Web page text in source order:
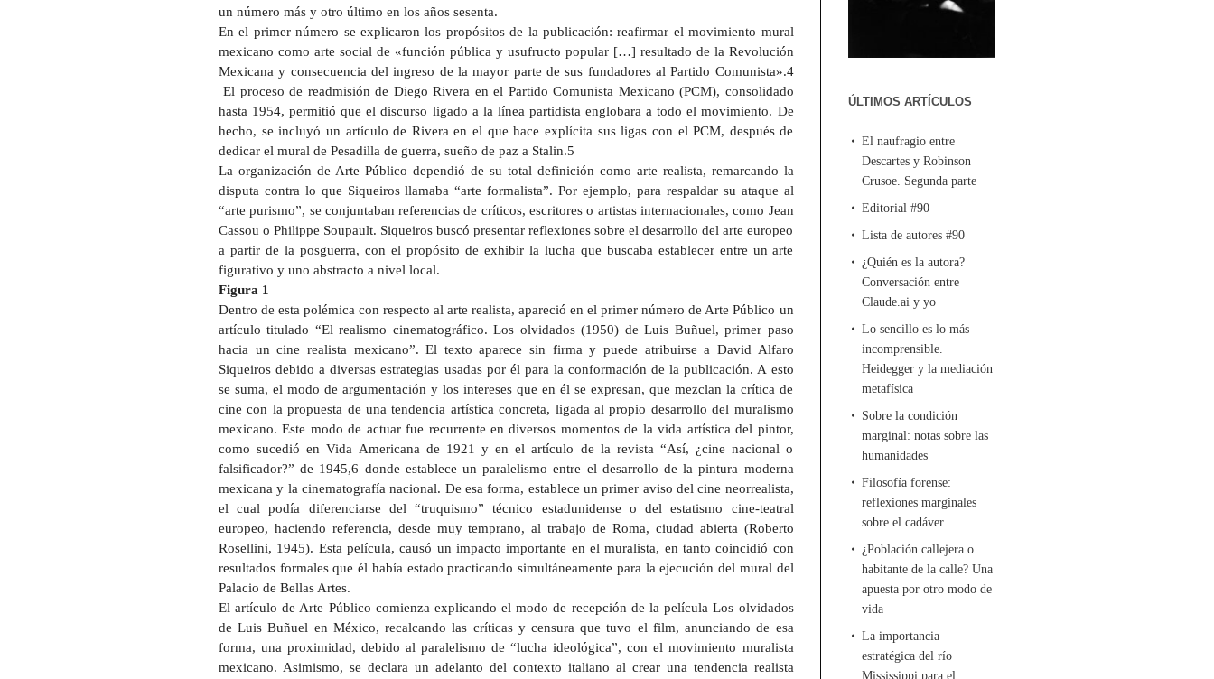
un número más y otro último en los años sesenta.
En el primer número se explicaron los propósitos de la publicación: reafirmar el movimiento mural
mexicano como arte social de «función pública y usufructo popular […] resultado de la Revolución
Mexicana y consecuencia del ingreso de la mayor parte de sus fundadores al Partido Comunista».4
El proceso de readmisión de Diego Rivera en el Partido Comunista Mexicano (PCM), consolidado
hasta 1954, permitió que el discurso ligado a la línea partidista englobara a todo el movimiento. De
hecho, se incluyó un artículo de Rivera en el que hace explícita sus ligas con el PCM, después de
dedicar el mural de Pesadilla de guerra, sueño de paz a Stalin.5
La organización de Arte Público dependió de su total definición como arte realista, remarcando la
disputa contra lo que Siqueiros llamaba “arte formalista”. Por ejemplo, para respaldar su ataque al
“arte purismo”, se conjuntaban referencias de críticos, escritores o artistas internacionales, como Jean
Cassou o Philippe Soupault. Siqueiros buscó presentar reflexiones sobre el desarrollo del arte europeo
a partir de la posguerra, con el propósito de exhibir la lucha que buscaba establecer entre un arte
figurativo y uno abstracto a nivel local.
Figura 1
Dentro de esta polémica con respecto al arte realista, apareció en el primer número de Arte Público un
artículo titulado “El realismo cinematográfico. Los olvidados (1950) de Luis Buñuel, primer paso
hacia un cine realista mexicano”. El texto aparece sin firma y puede atribuirse a David Alfaro
Siqueiros debido a diversas estrategias usadas por él para la conformación de la publicación. A esto
se suma, el modo de argumentación y los intereses que en él se expresan, que mezclan la crítica de
cine con la propuesta de una tendencia artística concreta, ligada al propio desarrollo del muralismo
mexicano. Este modo de actuar fue recurrente en diversos momentos de la vida artística del pintor,
como sucedió en Vida Americana de 1921 y en el artículo de la revista “Así, ¿cine nacional o
falsificador?” de 1945,6 donde establece un paralelismo entre el desarrollo de la pintura moderna
mexicana y la cinematografía nacional. De esa forma, establece un primer aviso del cine neorrealista,
el cual podía diferenciarse del “truquismo” técnico estadunidense o del estatismo cine-teatral
europeo, haciendo referencia, desde muy temprano, al trabajo de Roma, ciudad abierta (Roberto
Rosellini, 1945). Esta película, causó un impacto importante en el muralista, en tanto coincidió con
resultados formales que él había estado practicando simultáneamente para la ejecución del mural del
Palacio de Bellas Artes.
El artículo de Arte Público comienza explicando el modo de recepción de la película Los olvidados
de Luis Buñuel en México, recalcando las críticas y censura que tuvo el film, anunciando de esa
forma, una proximidad, debido al paralelismo de “lucha ideológica”, con el movimiento muralista
mexicano. Asimismo, se declara un adelanto del contexto italiano al crear una tendencia realista
ÚLTIMOS ARTÍCULOS
El naufragio entre
Descartes y Robinson
Crusoe. Segunda parte
Editorial #90
Lista de autores #90
¿Quién es la autora?
Conversación entre
Claude.ai y yo
Lo sencillo es lo más
incomprensible.
Heidegger y la mediación
metafísica
Sobre la condición
marginal: notas sobre las
humanidades
Filosofía forense:
reflexiones marginales
sobre el cadáver
¿Población callejera o
habitante de la calle? Una
apuesta por otro modo de
vida
La importancia
estratégica del río
Mississippi para el